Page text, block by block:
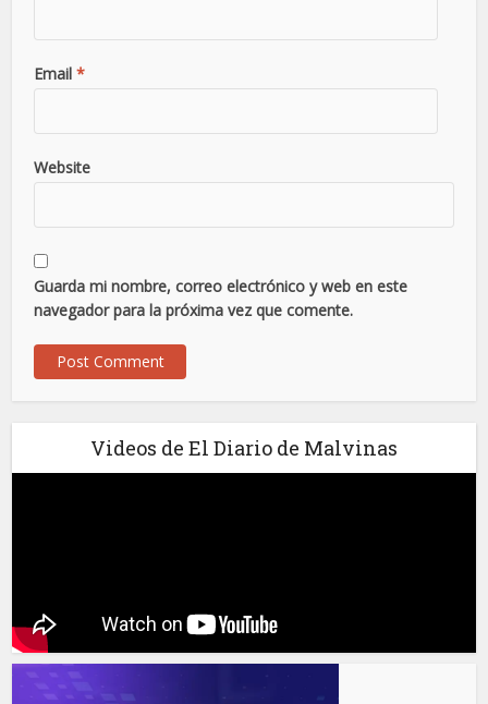
Email *
Website
Guarda mi nombre, correo electrónico y web en este
navegador para la próxima vez que comente.
Videos de El Diario de Malvinas